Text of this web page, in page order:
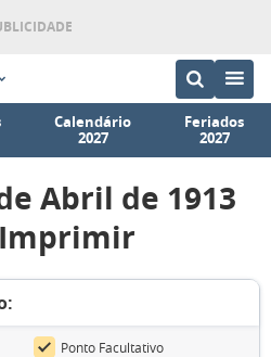
Calendário
2027
Feriados
2027
Abril de 1913
Ponto Facultativo